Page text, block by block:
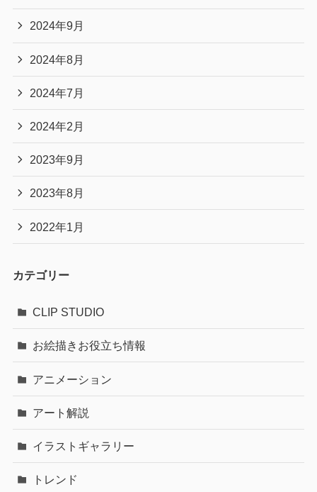
2024年9月
2024年8月
2024年7月
2024年2月
2023年9月
2023年8月
2022年1月
カテゴリー
CLIP STUDIO
お絵描きお役立ち情報
アニメーション
アート解説
イラストギャラリー
トレンド